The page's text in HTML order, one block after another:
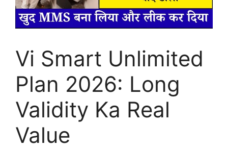
Vi Smart Unlimited
Plan 2026: Long
Validity Ka Real
Value